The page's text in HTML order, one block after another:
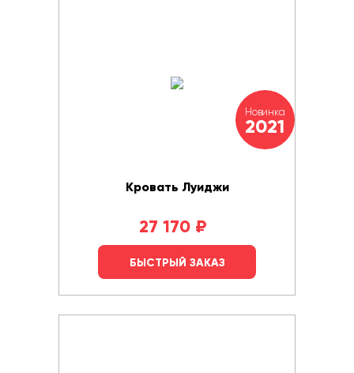
Новинка
2021
Кровать Луиджи
27 170 ₽
БЫСТРЫЙ ЗАКАЗ